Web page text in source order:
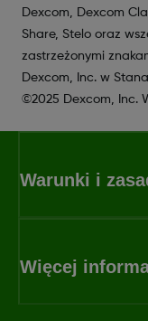
Dexcom, Dexcom
Share, Stelo oraz
zastrzeżonymi
Dexcom, Inc. w
©2025 Dexcom, Inc.
Warunki i
Więcej